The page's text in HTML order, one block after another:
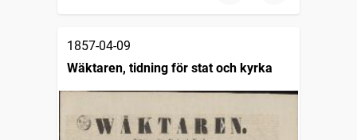
1857-04-09
Wäktaren, tidning för stat och kyrka